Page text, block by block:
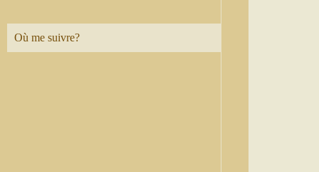
Où me suivre?